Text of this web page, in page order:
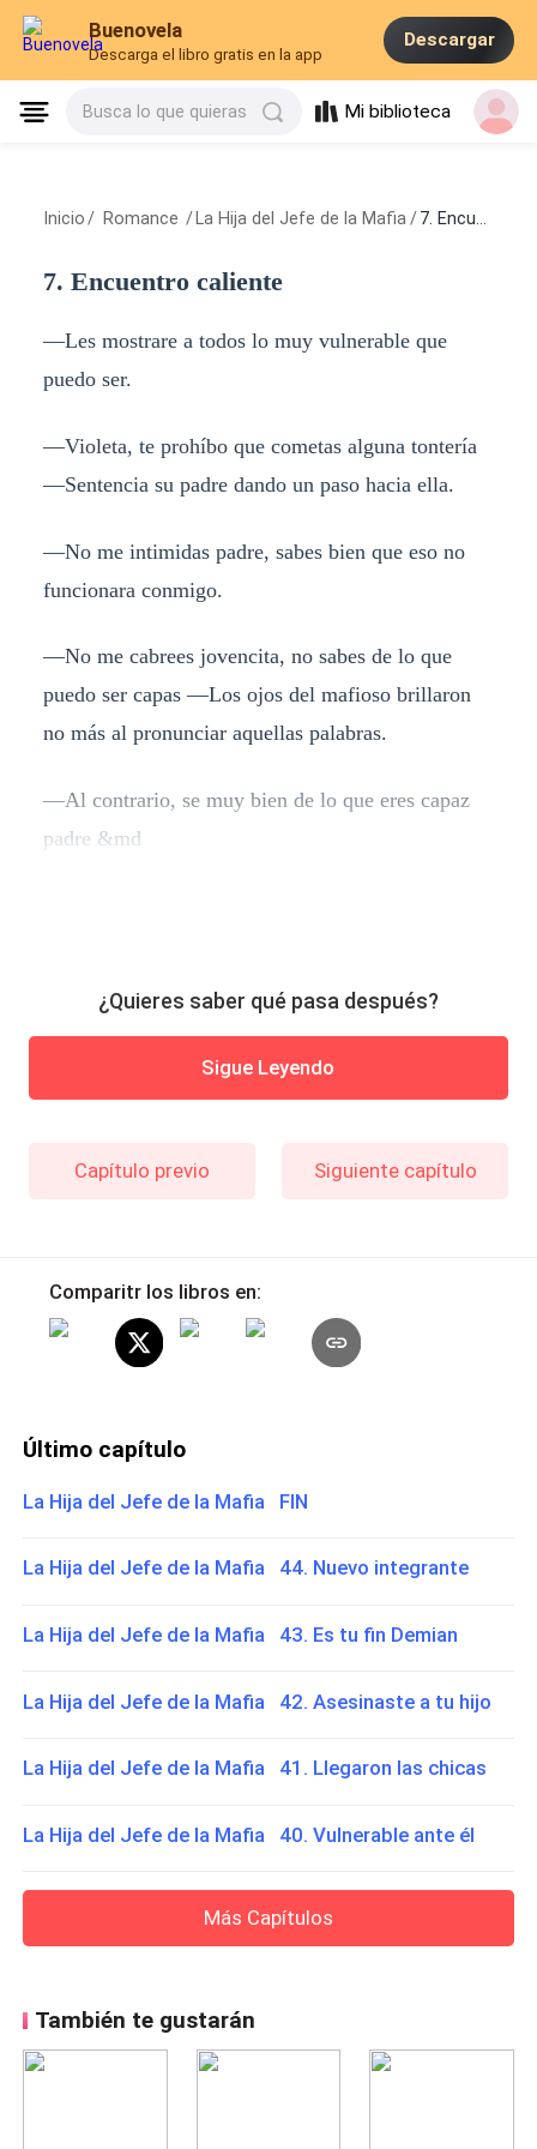
Buenovela
Descarga el libro gratis en la app
Descargar
Busca lo que quieras Mi biblioteca
Inicio / Romance / La Hija del Jefe de la Mafia / 7. Encuentro caliente
7. Encuentro caliente
—Les mostrare a todos lo muy vulnerable que
puedo ser.
—Violeta, te prohíbo que cometas alguna tontería
—Sentencia su padre dando un paso hacia ella.
—No me intimidas padre, sabes bien que eso no
funcionara conmigo.
—No me cabrees jovencita, no sabes de lo que
puedo ser capas —Los ojos del mafioso brillaron
no más al pronunciar aquellas palabras.
—Al contrario, se muy bien de lo que eres capaz
padre &md
¿Quieres saber qué pasa después?
Sigue Leyendo
Capítulo previo Siguiente capítulo
Comparitr los libros en:
Último capítulo
La Hija del Jefe de la Mafia FIN
La Hija del Jefe de la Mafia 44. Nuevo integrante
La Hija del Jefe de la Mafia 43. Es tu fin Demian
La Hija del Jefe de la Mafia 42. Asesinaste a tu hijo
La Hija del Jefe de la Mafia 41. Llegaron las chicas
La Hija del Jefe de la Mafia 40. Vulnerable ante él
Más Capítulos
También te gustarán